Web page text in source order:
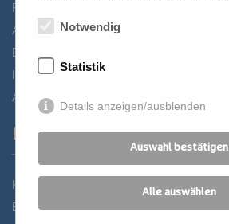
Förderverein
Anreise
Datenschutz
Impressum
AGB
Partner
Katholisches Bildungswerk Wien
Bildung Regional
Notwendig
Statistik
Details anzeigen/ausblenden
Auswahl bestätigen
Alle auswählen